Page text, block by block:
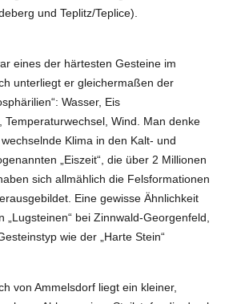
und Teplitz/Teplice).
eines der härtesten Gesteine im
unterliegt er gleichermaßen der
Wasser, Eis
Temperaturwechsel, Wind. Man denke
Klima in den Kalt- und
„Eiszeit“, die über 2 Millionen
sich allmählich die Felsformationen
Eine gewisse Ähnlichkeit
„Lugsteinen“ bei Zinnwald-Georgenfeld,
wie der „Harte Stein“
von Ammelsdorf liegt ein kleiner,